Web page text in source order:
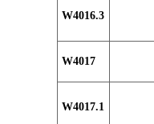
W4016.3
W4017
W4017.1